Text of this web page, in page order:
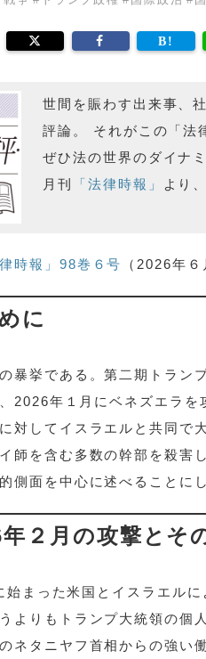
世間を賑わす出来事、
評論。 それがこの「法
ぜひ法の世界のダイナ
月刊
「法律時報」
より
律時報」98巻６号 （2026年
に
暴挙である。第二期トラン
2026年１月にベネズエラ
対してイスラエルと共同で
師を含む多数の幹部を殺害
側面を中心に述べることに
２月の攻撃とそ
始まった米国とイスラエル
よりもトランプ大統領の個
ネタニヤフ首相からの強い